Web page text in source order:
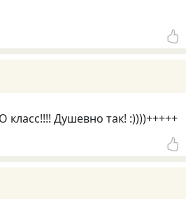
Душевно так! :))))+++++